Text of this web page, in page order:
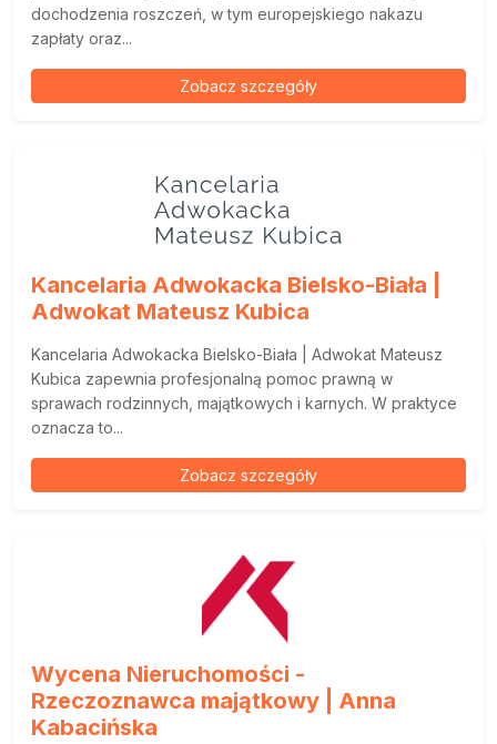
dochodzenia roszczeń, w tym europejskiego nakazu
zapłaty oraz...
Zobacz szczegóły
Kancelaria Adwokacka Bielsko-Biała |
Adwokat Mateusz Kubica
Kancelaria Adwokacka Bielsko-Biała | Adwokat Mateusz
Kubica zapewnia profesjonalną pomoc prawną w
sprawach rodzinnych, majątkowych i karnych. W praktyce
oznacza to...
Zobacz szczegóły
Wycena Nieruchomości -
Rzeczoznawca majątkowy | Anna
Kabacińska